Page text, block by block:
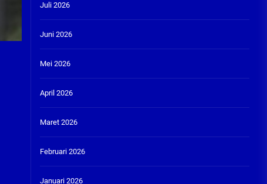
Juli 2026
Juni 2026
Mei 2026
April 2026
Maret 2026
Februari 2026
Januari 2026